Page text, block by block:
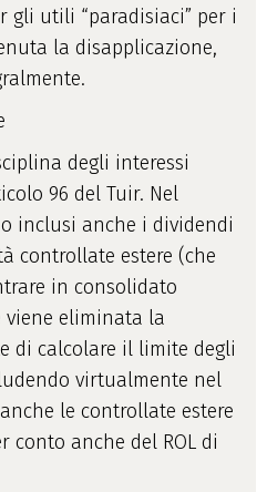
gli utili “paradisiaci” per i
la disapplicazione,
degli interessi
96 del Tuir. Nel
inclusi anche i dividendi
controllate estere (che
in consolidato
viene eliminata la
di calcolare il limite degli
virtualmente nel
le controllate estere
conto anche del ROL di